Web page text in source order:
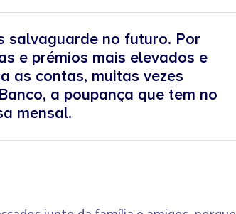
salvaguarde no futuro. Por
e prémios mais elevados e
as contas, muitas vezes
a poupança que tem no
mensal.